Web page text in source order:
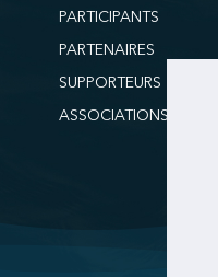
PARTICIPANTS
PARTENAIRES
SUPPORTEURS
ASSOCIATIONS